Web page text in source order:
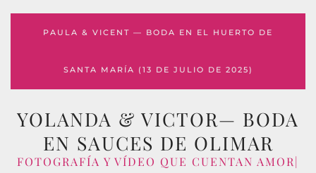
PAULA & VICENT — BODA EN EL HUERTO DE
SANTA MARÍA (13 DE JULIO DE 2025)
YOLANDA & VICTOR— BODA
EN SAUCES DE OLIMAR
FOTOGRAFÍA Y VÍDEO QUE CUENTAN AMOR|